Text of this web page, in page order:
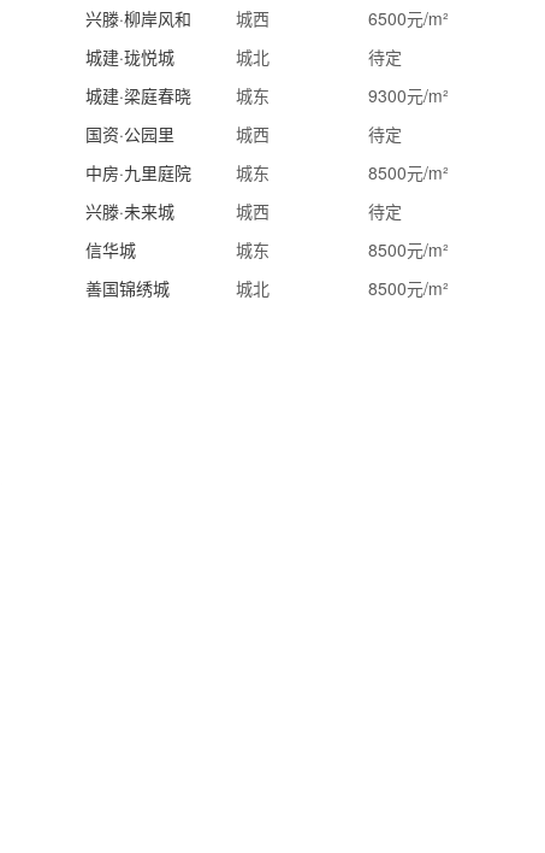
兴滕·柳岸风和 城西
6500元/m²
城建·珑悦城
城北
待定
城建·梁庭春晓
城东
9300元/m²
国资·公园里
城西
待定
中房·九里庭院
城东
8500元/m²
兴滕·未来城
城西
待定
信华城
城东
8500元/m²
善国锦绣城
城北 8500元/m²